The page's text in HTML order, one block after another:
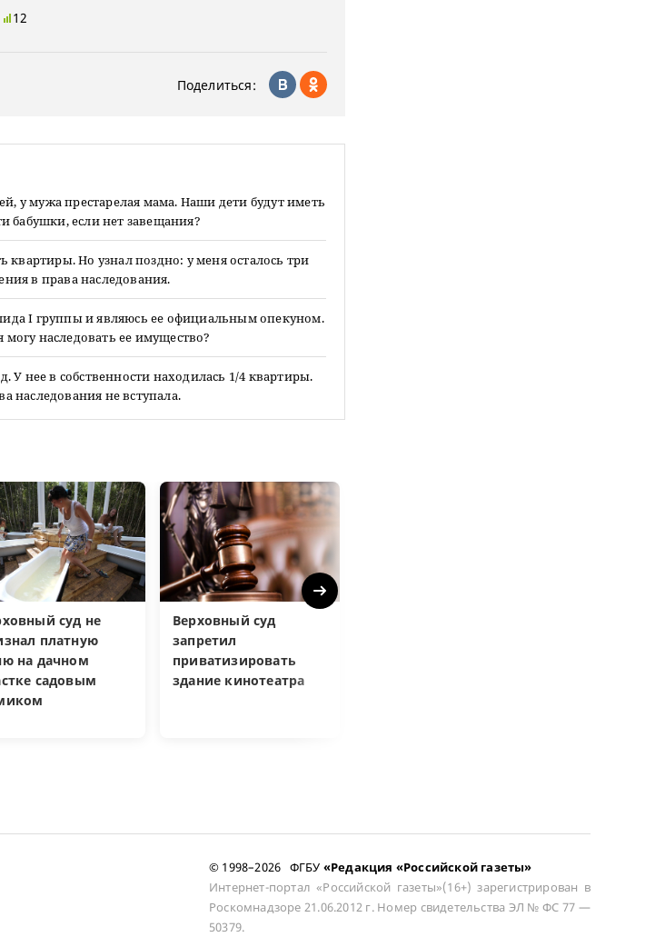
12
Поделиться:
у мужа престарелая мама. Наши дети будут иметь
бабушки, если нет завещания?
квартиры. Но узнал поздно: у меня осталось три
в права наследования.
I группы и являюсь ее официальным опекуном.
могу наследовать ее имущество?
У нее в собственности находилась 1/4 квартиры.
наследования не вступала.
суд не
платную
на дачном
садовым
Верховный суд
запретил
приватизировать
здание кинотеатра
Next
© 1998–2026 ФГБУ «Редакция «Российской газеты»
Интернет-портал «Российской газеты»(16+) зарегистрирован в
Роскомнадзоре 21.06.2012 г. Номер свидетельства ЭЛ № ФС 77 —
50379.